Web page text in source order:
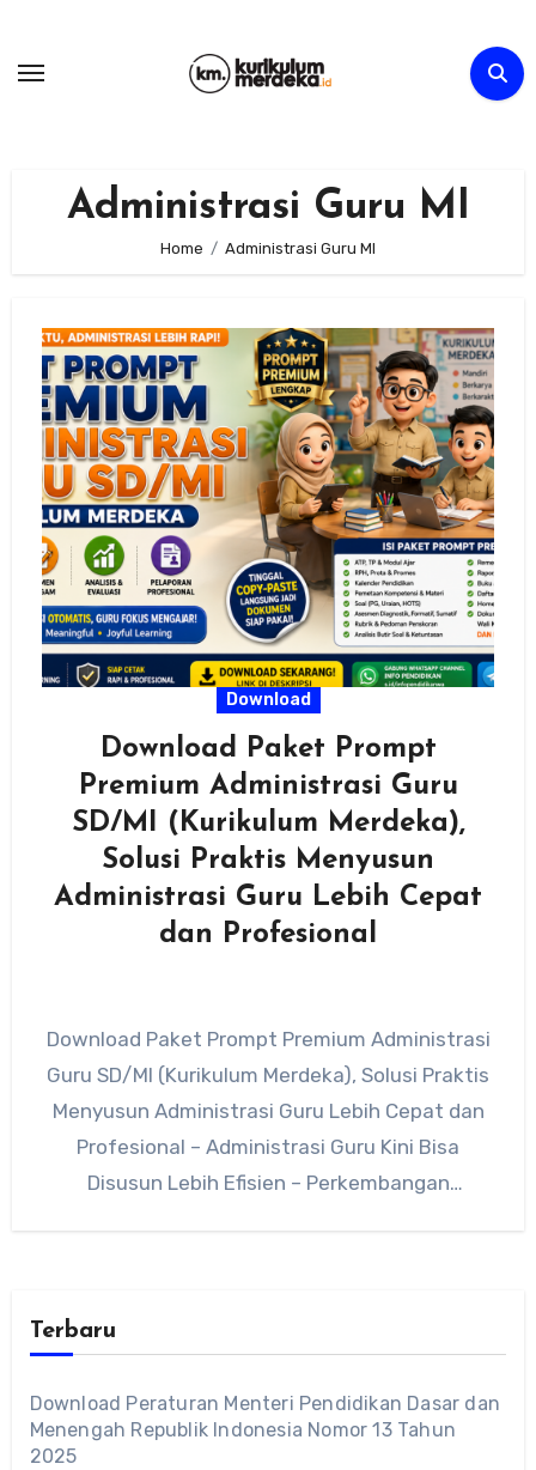
content
Administrasi Guru MI
Home Administrasi Guru MI
Download
Download Paket Prompt
Premium Administrasi Guru
SD/MI (Kurikulum Merdeka),
Solusi Praktis Menyusun
Administrasi Guru Lebih Cepat
dan Profesional
Download Paket Prompt Premium Administrasi
Guru SD/MI (Kurikulum Merdeka), Solusi Praktis
Menyusun Administrasi Guru Lebih Cepat dan
Profesional – Administrasi Guru Kini Bisa
Disusun Lebih Efisien – Perkembangan
Terbaru
Download Peraturan Menteri Pendidikan Dasar dan
Menengah Republik Indonesia Nomor 13 Tahun
2025